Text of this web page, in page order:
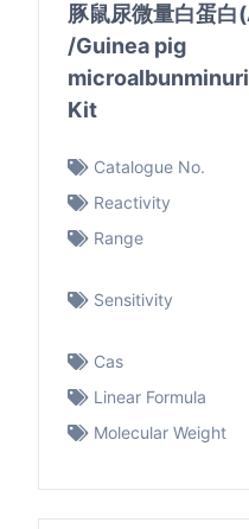
豚鼠尿微量白蛋
/Guinea pig
Kit
Catalogue No.
Reactivity
Range
Sensitivity
Cas
Linear Formula
Molecular Weight